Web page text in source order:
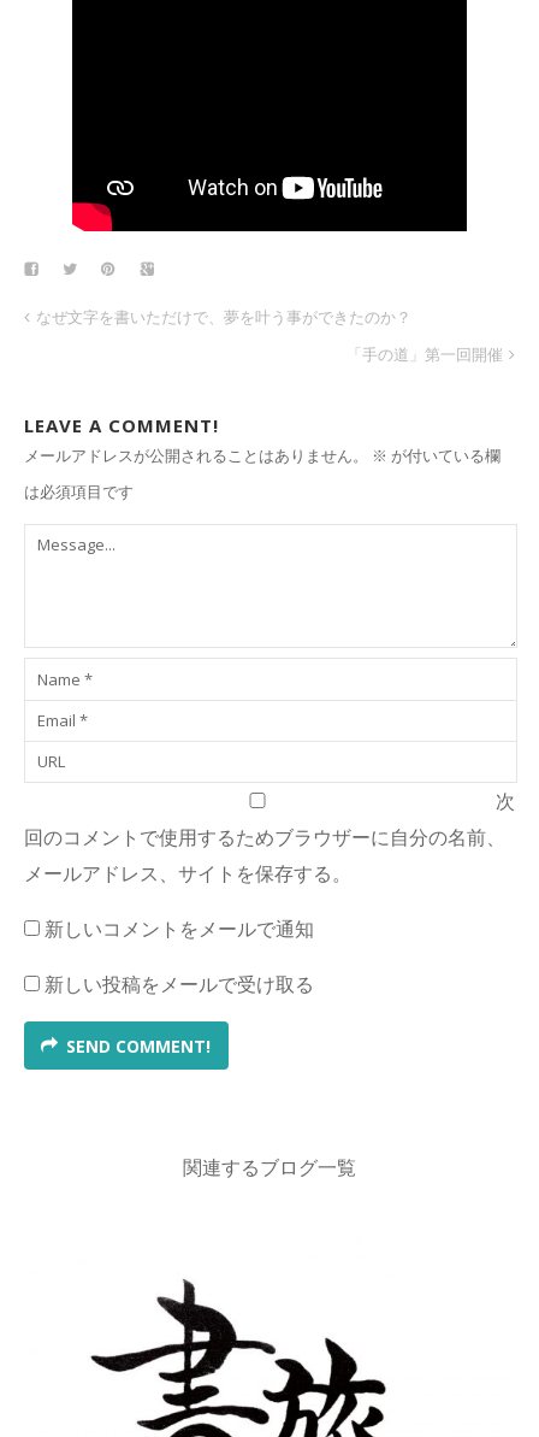
なぜ文字を書いただけで、夢を叶う事ができたのか？
「手の道」第一回開催
LEAVE A COMMENT!
メールアドレスが公開されることはありません。 ※ が付いている欄
は必須項目です
次
回のコメントで使用するためブラウザーに自分の名前、
メールアドレス、サイトを保存する。
新しいコメントをメールで通知
新しい投稿をメールで受け取る
SEND COMMENT!
関連するブログ一覧